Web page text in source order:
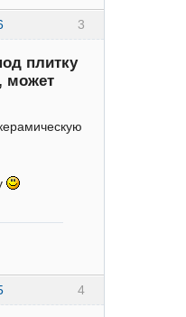
3
плитку
может
4